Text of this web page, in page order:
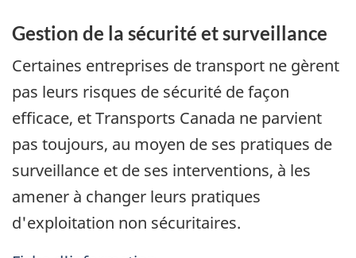
Gestion de la sécurité et surveillance
Certaines entreprises de transport ne gèrent
pas leurs risques de sécurité de façon
efficace, et Transports Canada ne parvient
pas toujours, au moyen de ses pratiques de
surveillance et de ses interventions, à les
amener à changer leurs pratiques
d'exploitation non sécuritaires.